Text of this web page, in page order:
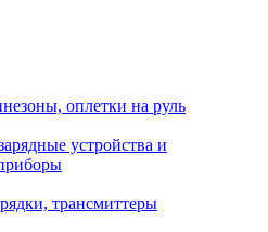
оплетки на руль
устройства и
трансмиттеры